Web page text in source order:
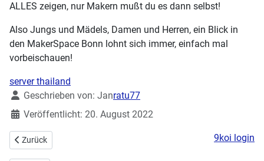
ALLES zeigen, nur Makern mußt du es dann selbst!
Also Jungs und Mädels, Damen und Herren, ein Blick in
den MakerSpace Bonn lohnt sich immer, einfach mal
vorbeischauen!
server thailand
DetailsGeschrieben von: Janratu77
Veröffentlicht: 20. August 2022
Vorheriger Beitrag: Fröhliche Weihnachten 2022
Zurück 9koi login